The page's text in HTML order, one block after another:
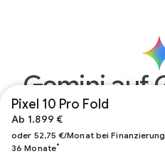
Pixel 10 Pro Fold
Ab 1.899 €
oder 52,75 €/Monat bei
36 Monate*
Gemini auf
Gemini, dein KI-Assistent,
integriert. Und mit einem
Google Pixel Pro Fold